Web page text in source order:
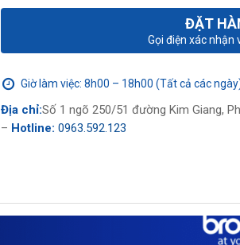
ĐẶT
Gọi điện xác nhận
Giờ làm việc: 8h00 – 18h00 (Tất cả các
Địa chỉ:Số 1 ngõ 250/51 đường Kim Giang,
– Hotline: 0963.592.123